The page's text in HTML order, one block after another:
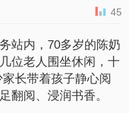
45
内，70多岁的陈奶
位老人围坐休闲，十
长带着孩子静心阅
翻阅、浸润书香。